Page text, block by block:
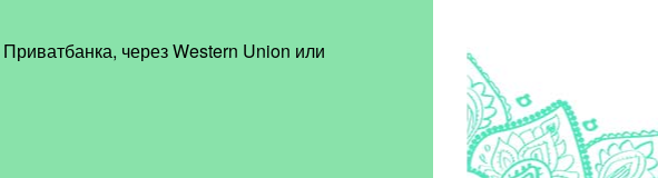
Приватбанка, через Western Union или